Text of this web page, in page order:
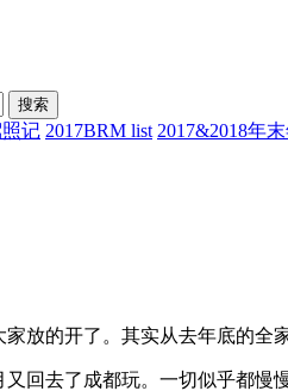
搜索
记 2017BRM list 2017&2018年
放的开了。其实从去年底的全
回去了成都玩。一切似乎都慢